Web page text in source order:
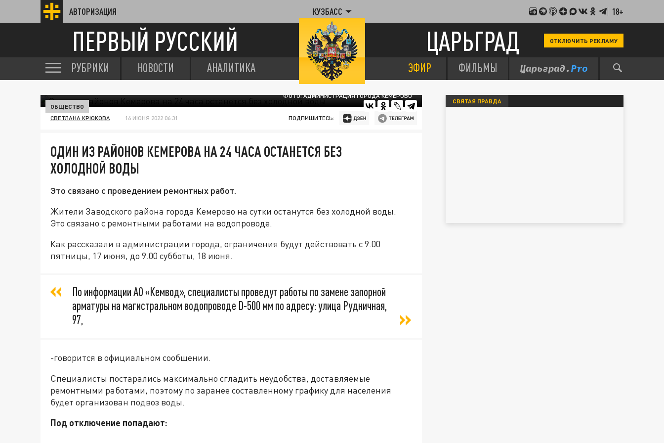
АВТОРИЗАЦИЯ КУЗБАСС 18+
ПЕРВЫЙ РУССКИЙ ЦАРЬГРАД ОТКЛЮЧИТЬ РЕКЛАМУ
РУБРИКИ НОВОСТИ АНАЛИТИКА ЭФИР ФИЛЬМЫ
ФОТО: АДМИНИСТРАЦИЯ ГОРОДА КЕМЕРОВО
ОБЩЕСТВО
СВЕТЛАНА КРЮКОВА 16 ИЮНЯ 2022 06:31 ПОДПИШИТЕСЬ:
ОДИН ИЗ РАЙОНОВ КЕМЕРОВА НА 24 ЧАСА ОСТАНЕТСЯ БЕЗ
ХОЛОДНОЙ ВОДЫ
Это связано с проведением ремонтных работ.
Жители Заводского района города Кемерово на сутки останутся без холодной воды.
Это связано с ремонтными работами на водопроводе.
Как рассказали в администрации города, ограничения будут действовать с 9.00
пятницы, 17 июня, до 9.00 субботы, 18 июня.
По информации АО «Кемвод», специалисты проведут работы по замене запорной
арматуры на магистральном водопроводе D-500 мм по адресу: улица Рудничная,
97,
-говорится в официальном сообщении.
Специалисты постарались максимально сгладить неудобства, доставляемые
ремонтными работами, поэтому по заранее составленному графику для населения
будет организован подвоз воды.
Под отключение попадают:
СВЯТАЯ ПРАВДА